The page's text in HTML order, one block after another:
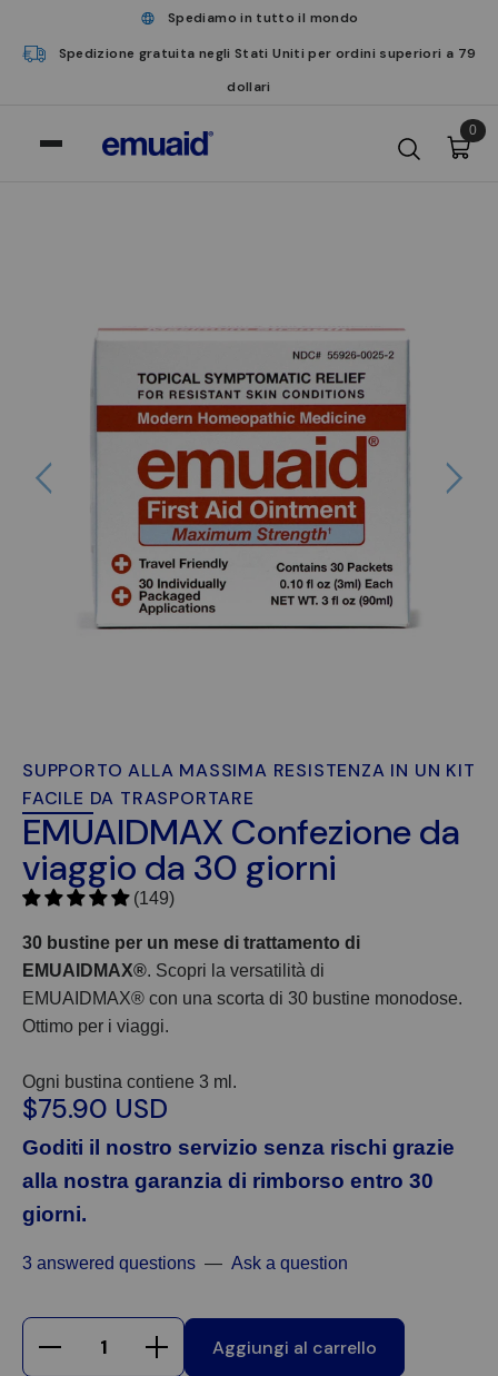
Spediamo in tutto il mondo
Spedizione gratuita negli Stati Uniti per ordini superiori a 79
dollari
0
SUPPORTO ALLA MASSIMA RESISTENZA IN UN KIT
FACILE DA TRASPORTARE
EMUAIDMAX Confezione da
viaggio da 30 giorni
(149)
30 bustine per un mese di trattamento di
EMUAIDMAX®. Scopri la versatilità di
EMUAIDMAX® con una scorta di 30 bustine monodose.
Ottimo per i viaggi.
Ogni bustina contiene 3 ml.
$75.90 USD
Goditi il nostro servizio senza rischi grazie
alla nostra garanzia di rimborso entro 30
giorni.
3 answered questions — Ask a question
Aggiungi al carrello